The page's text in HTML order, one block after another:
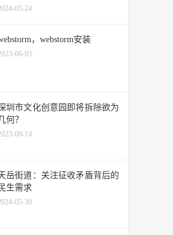
05-24
，webstorm安装
06-03
圳市文化创意园即将拆除欲为
何？
09-14
岳街道：关注征收矛盾背后的
生需求
05-30